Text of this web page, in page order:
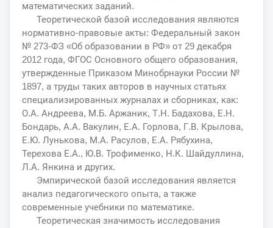
математических заданий.
Теоретической базой исследования являются
нормативно-правовые акты: Федеральный закон
№ 273-ФЗ «Об образовании в РФ» от 29 декабря
2012 года, ФГОС Основного общего образования,
утвержденные Приказом Минобрнауки России №
1897, а труды таких авторов в научных статьях
специализированных журналах и сборниках, как:
О.А. Андреева, М.Б. Аржаник, Т.Н. Бадахова, Е.Н.
Бондарь, А.А. Вакулин, Е.А. Горлова, Г.В. Крылова,
Е.Ю. Лунькова, М.А. Расулов, Е.А. Рябухина,
Терехова Е.А., Ю.В. Трофименко, Н.К. Шайдуллина,
Л.А. Янкина и других.
Эмпирической базой исследования является
анализ педагогического опыта, а также
современные учебники по математике.
Теоретическая значимость исследования